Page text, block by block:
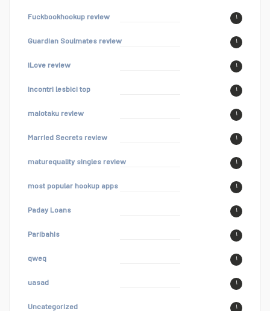
Fuckbookhookup review ۱
Guardian Soulmates review ۱
iLove review ۱
incontri lesbici top ۱
maiotaku review ۱
Married Secrets review ۱
maturequality singles review ۱
most popular hookup apps ۱
Paday Loans ۱
Paribahis ۱
qweq ۱
uasad ۱
Uncategorized ۱